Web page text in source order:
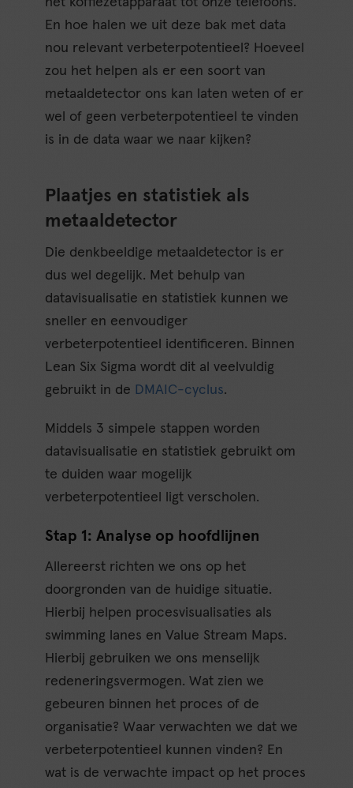
En hoe halen we uit deze bak met data
nou relevant verbeterpotentieel? Hoeveel
zou het helpen als er een soort van
metaaldetector ons kan laten weten of er
wel of geen verbeterpotentieel te vinden
is in de data waar we naar kijken?
Plaatjes en statistiek als
metaaldetector
Die denkbeeldige metaaldetector is er
dus wel degelijk. Met behulp van
datavisualisatie en statistiek kunnen we
sneller en eenvoudiger
verbeterpotentieel identificeren. Binnen
Lean Six Sigma wordt dit al veelvuldig
gebruikt in de DMAIC-cyclus.
Middels 3 simpele stappen worden
datavisualisatie en statistiek gebruikt om
te duiden waar mogelijk
verbeterpotentieel ligt verscholen.
Stap 1: Analyse op hoofdlijnen
Allereerst richten we ons op het
doorgronden van de huidige situatie.
Hierbij helpen procesvisualisaties als
swimming lanes en Value Stream Maps.
Hierbij gebruiken we ons menselijk
redeneringsvermogen. Wat zien we
gebeuren binnen het proces of de
organisatie? Waar verwachten we dat we
verbeterpotentieel kunnen vinden? En
wat is de verwachte impact op het proces